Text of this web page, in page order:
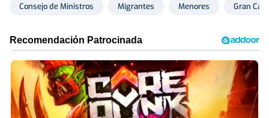
Consejo de Ministros Migrantes Menores Gran